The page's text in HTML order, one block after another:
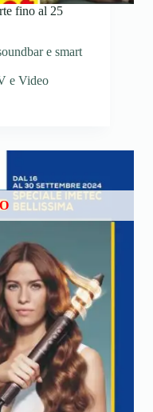
fino al 25
e smart
e Video